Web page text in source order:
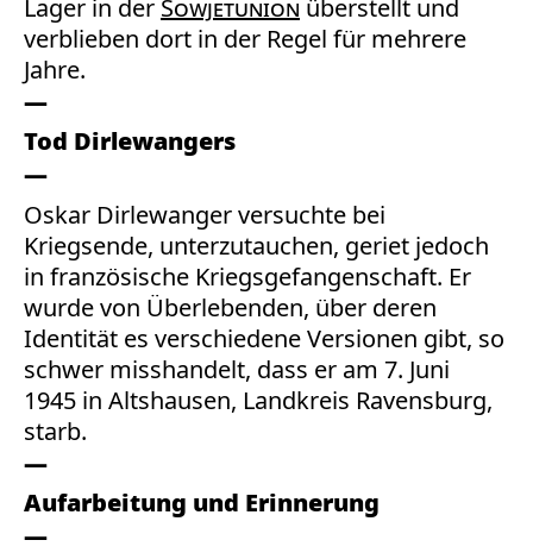
Lager in der Sowjetunion überstellt und
verblieben dort in der Regel für mehrere
Jahre.
Tod Dirlewangers
Oskar Dirlewanger versuchte bei
Kriegsende, unterzutauchen, geriet jedoch
in französische Kriegsgefangenschaft. Er
wurde von Überlebenden, über deren
Identität es verschiedene Versionen gibt, so
schwer misshandelt, dass er am 7. Juni
1945 in Altshausen, Landkreis Ravensburg,
starb.
Aufarbeitung und Erinnerung